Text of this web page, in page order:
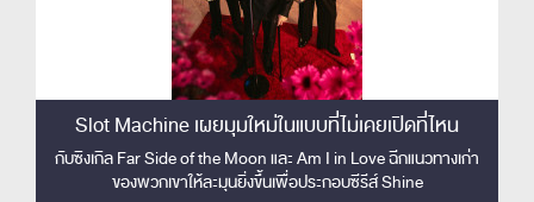
Slot Machine เผยมุมใหม่ในแบบที่ไม่เคยเปิดที่ไหน
กับซิงเกิล Far Side of the Moon และ Am I in Love ฉีกแนวทางเก่า
ของพวกเขาให้ละมุนยิ่งขึ้นเพื่อประกอบซีรีส์ Shine